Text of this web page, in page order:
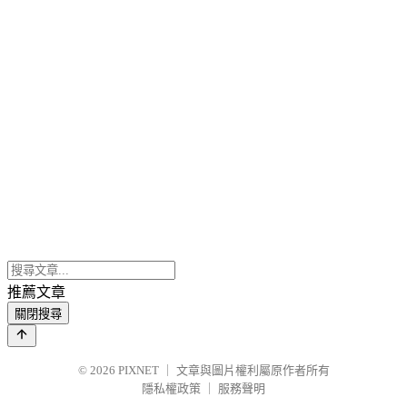
推薦文章
關閉搜尋
© 2026 PIXNET
文章與圖片權利屬原作者所有
隱私權政策
服務聲明